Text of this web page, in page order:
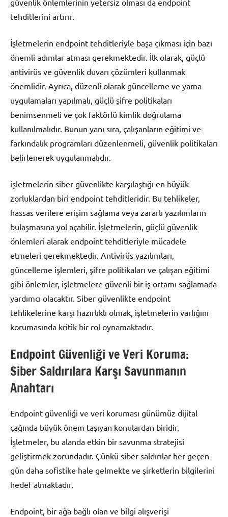
güvenlik önlemlerinin yetersiz olması da endpoint
tehditlerini artırır.
İşletmelerin endpoint tehditleriyle başa çıkması için bazı
önemli adımlar atması gerekmektedir. İlk olarak, güçlü
antivirüs ve güvenlik duvarı çözümleri kullanmak
önemlidir. Ayrıca, düzenli olarak güncelleme ve yama
uygulamaları yapılmalı, güçlü şifre politikaları
benimsenmeli ve çok faktörlü kimlik doğrulama
kullanılmalıdır. Bunun yanı sıra, çalışanların eğitimi ve
farkındalık programları düzenlenmeli, güvenlik politikaları
belirlenerek uygulanmalıdır.
işletmelerin siber güvenlikte karşılaştığı en büyük
zorluklardan biri endpoint tehditleridir. Bu tehlikeler,
hassas verilere erişim sağlama veya zararlı yazılımların
bulaşmasına yol açabilir. İşletmelerin, güçlü güvenlik
önlemleri alarak endpoint tehditleriyle mücadele
etmeleri gerekmektedir. Antivirüs yazılımları,
güncelleme işlemleri, şifre politikaları ve çalışan eğitimi
gibi önlemler, işletmelere güvenli bir iş ortamı sağlamada
yardımcı olacaktır. Siber güvenlikte endpoint
tehlikelerine karşı hazırlıklı olmak, işletmelerin varlığını
korumasında kritik bir rol oynamaktadır.
Endpoint Güvenliği ve Veri Koruma:
Siber Saldırılara Karşı Savunmanın
Anahtarı
Endpoint güvenliği ve veri koruması günümüz dijital
çağında büyük önem taşıyan konulardan biridir.
İşletmeler, bu alanda etkin bir savunma stratejisi
geliştirmek zorundadır. Çünkü siber saldırılar her geçen
gün daha sofistike hale gelmekte ve şirketlerin bilgilerini
hedef almaktadır.
Endpoint, bir ağa bağlı olan ve bilgi alışverişi